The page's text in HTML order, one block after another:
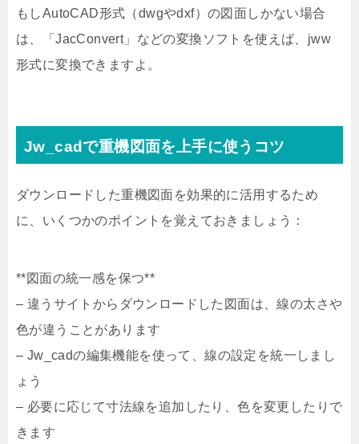
もしAutoCAD形式（dwgやdxf）の図面しかない場合
は、「JacConvert」などの変換ソフトを使えば、jww
形式に変換できますよ。
Jw_cadで重機図面を上手に使うコツ
ダウンロードした重機図面を効果的に活用するため
に、いくつかのポイントを覚えておきましょう：
**図面の統一感を保つ**
– 違うサイトからダウンロードした図面は、線の太さや
色が違うことがあります
– Jw_cadの編集機能を使って、線の設定を統一しまし
ょう
– 必要に応じて寸法線を追加したり、色を変更したりで
きます